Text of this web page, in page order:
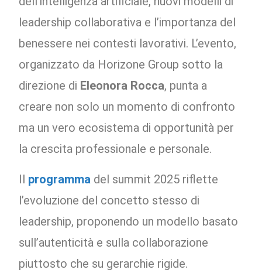
leadership collaborativa e l’importanza del
benessere nei contesti lavorativi. L’evento,
organizzato da Horizone Group sotto la
direzione di Eleonora Rocca, punta a
creare non solo un momento di confronto
ma un vero ecosistema di opportunità per
la crescita professionale e personale.
Il programma del summit 2025 riflette
l’evoluzione del concetto stesso di
leadership, proponendo un modello basato
sull’autenticità e sulla collaborazione
piuttosto che su gerarchie rigide.